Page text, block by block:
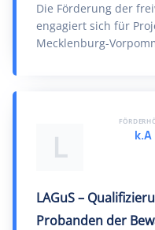
Die Förderung der
engagiert sich für
Mecklenburg-
L
LAGuS –
Probanden der
k.A